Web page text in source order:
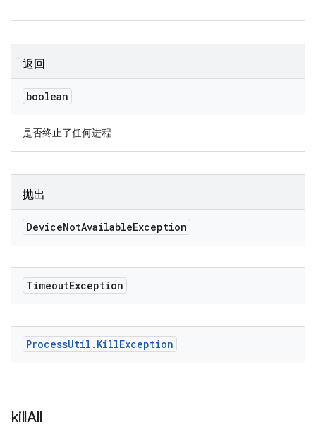
返回
boolean
是否终止了任何进程
抛出
DeviceNotAvailableException
TimeoutException
ProcessUtil . KillException
killAll